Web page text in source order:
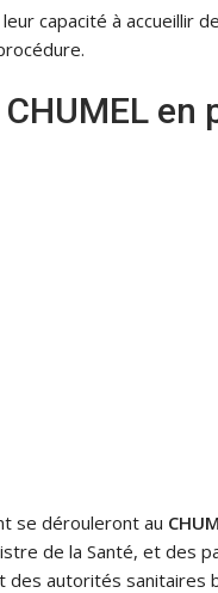
capacité à accueillir
en
se dérouleront au
de la Santé, et des
des autorités